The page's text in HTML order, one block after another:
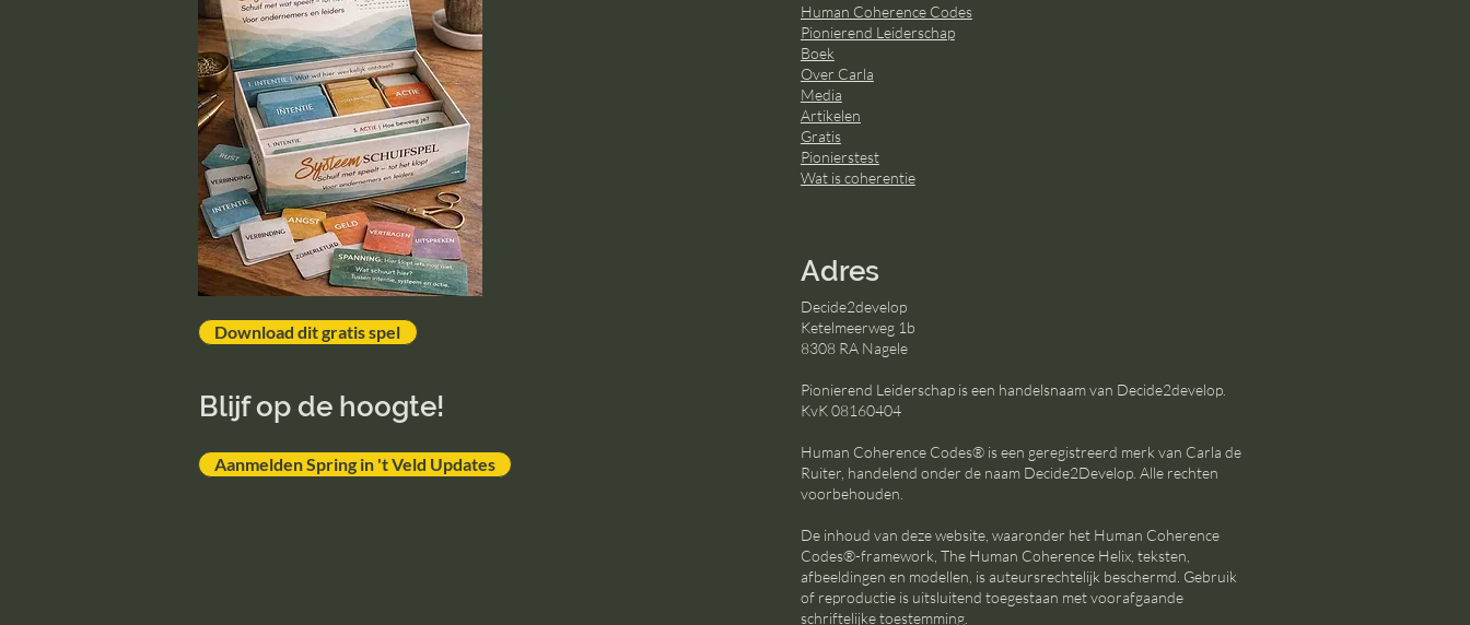
Download dit gratis spel
Blijf op de hoogte!
Aanmelden Spring in 't Veld Updates
Human Coherence Codes
Pionierend Leiderschap
Boek
Over Carla
Media
Artikelen
Gratis
Pionierstest
Wat is coherentie
Adres
Decide2develop
Ketelmeerweg 1b
8308 RA Nagele
Pionierend Leiderschap is een handelsnaam van Decide2develop.
KvK 08160404
Human Coherence Codes® is een geregistreerd merk van Carla de
Ruiter, handelend onder de naam Decide2Develop. Alle rechten
voorbehouden.
De inhoud van deze website, waaronder het Human Coherence
Codes®-framework, The Human Coherence Helix, teksten,
afbeeldingen en modellen, is auteursrechtelijk beschermd. Gebruik
of reproductie is uitsluitend toegestaan met voorafgaande
schriftelijke toestemming.